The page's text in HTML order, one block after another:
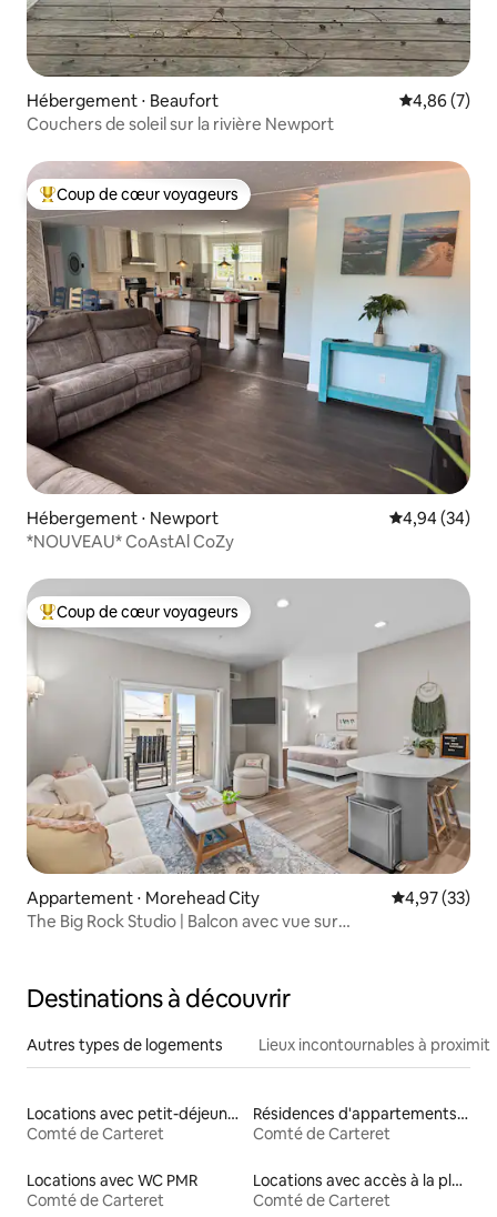
Hébergement ⋅ Beaufort Évaluation
4,86 (7)
Couchers de soleil sur la rivière Newport
Coups de cœur voyageurs les plus appréciés
Coup de cœur voyageurs
Hébergement ⋅ Newport Évaluation
4,94 (34)
*NOUVEAU* CoAstAl CoZy
Coups de cœur voyageurs les plus appréciés
Coup de cœur voyageurs
Appartement ⋅ Morehead City Évaluation
4,97 (33)
The Big Rock Studio | Balcon avec vue sur
Destinations à découvrir
Autres types de logements Lieux incontournables à
Locations avec petit-déjeuner
Comté de Carteret
Résidences d'appartements en location
Comté de Carteret
Locations avec WC PMR
Comté de Carteret
Locations avec accès à la plage
Comté de Carteret